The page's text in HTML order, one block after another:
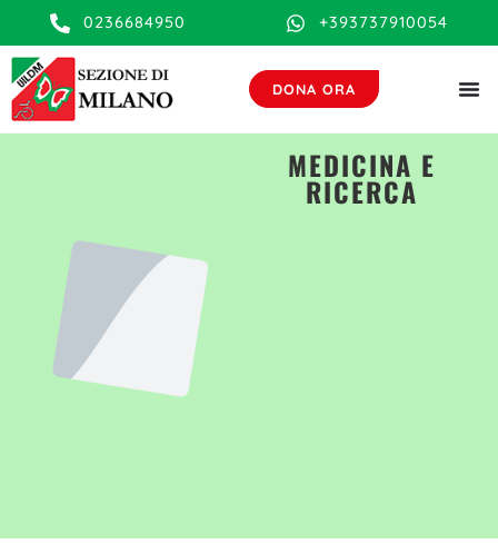
contenuto0236684950 +393737910054
DONA ORA
MEDICINA E
RICERCA